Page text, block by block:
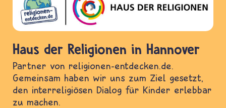
Haus der Religionen in Hannover
Partner von religionen-entdecken.de.
Gemeinsam haben wir uns zum Ziel gesetzt,
den interreligiösen Dialog für Kinder erlebbar
zu machen.